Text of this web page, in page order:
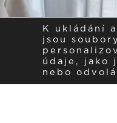
K ukládání
jsou
údaje, jako
nebo